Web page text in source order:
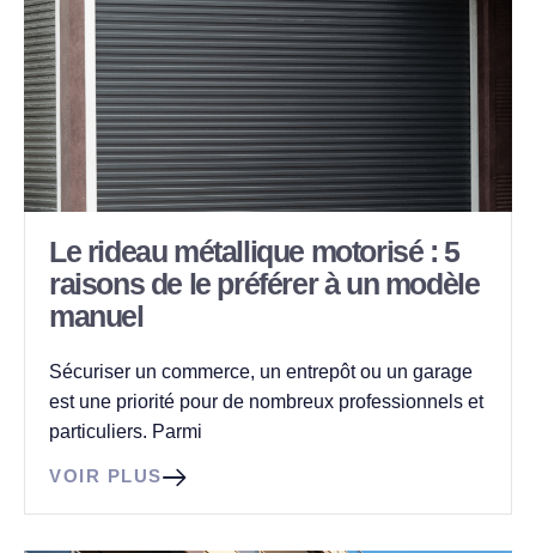
Le rideau métallique motorisé : 5
raisons de le préférer à un modèle
manuel
Sécuriser un commerce, un entrepôt ou un garage
est une priorité pour de nombreux professionnels et
particuliers. Parmi
VOIR PLUS